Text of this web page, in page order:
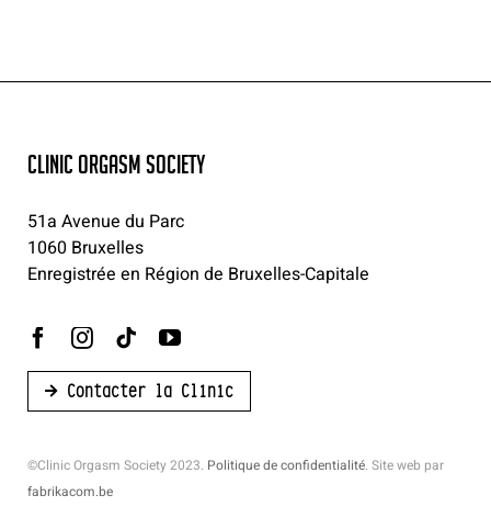
CLINIC ORGASM SOCIETY
51a Avenue du Parc
1060 Bruxelles
Enregistrée en Région de Bruxelles-Capitale
Contacter la Clinic
©Clinic Orgasm Society 2023. Politique de confidentialité. Site web par
fabrikacom.be